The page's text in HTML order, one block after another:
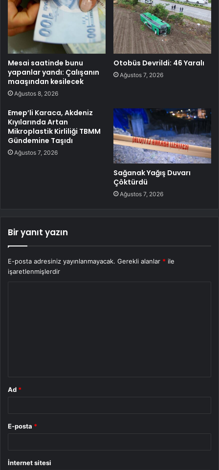
Mesai saatinde bunu
yapanlar yandı: Çalışanın
maaşından kesilecek
Ağustos 8, 2026
Otobüs Devrildi: 46 Yaralı
Ağustos 7, 2026
Emep’li Karaca, Akdeniz
Kıyılarında Artan
Mikroplastik Kirliliği TBMM
Gündemine Taşıdı
Ağustos 7, 2026
Sağanak Yağış Duvarı
Çöktürdü
Ağustos 7, 2026
Bir yanıt yazın
E-posta adresiniz yayınlanmayacak. Gerekli alanlar * ile
işaretlenmişlerdir
Ad *
E-posta *
İnternet sitesi